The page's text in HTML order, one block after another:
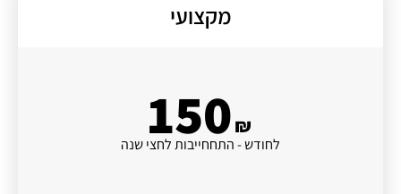
מקצועי
₪
150
לחודש - התחחייבות לחצי שנה